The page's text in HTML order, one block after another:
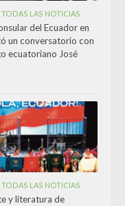
TODAS LAS NOTICIAS
del Ecuador en
un conversatorio con
ecuatoriano José
TODAS LAS NOTICIAS
y literatura de